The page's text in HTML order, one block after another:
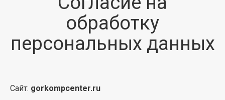
обработку
персональных данных
Сайт: gorkompcenter.ru